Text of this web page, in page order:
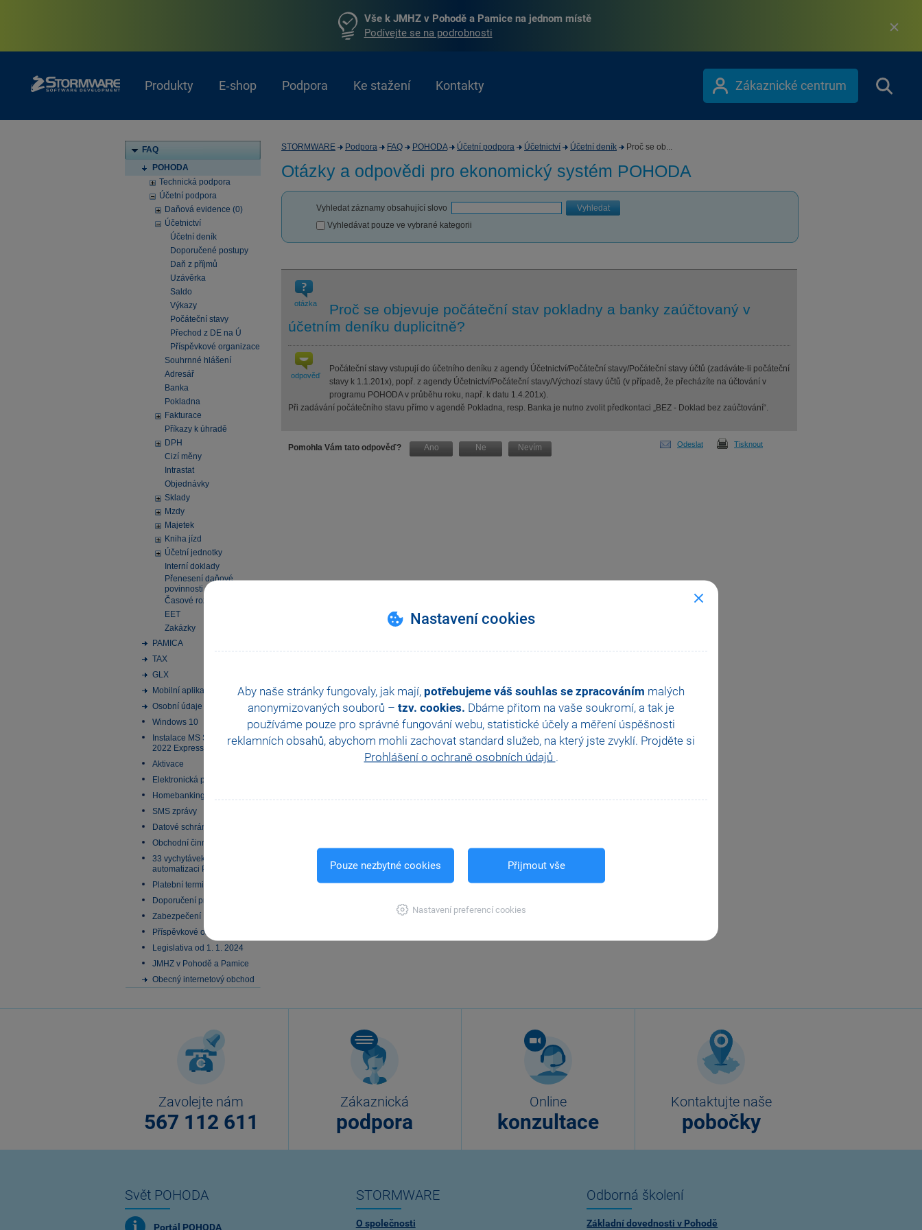
Nastavení cookies
Aby naše stránky fungovaly, jak mají, potřebujeme váš souhlas se zpracováním malých
anonymizovaných souborů – tzv. cookies. Dbáme přitom na vaše soukromí, a tak je
používáme pouze pro správné fungování webu, statistické účely a měření úspěšnosti
reklamních obsahů, abychom mohli zachovat standard služeb, na který jste zvyklí. Projděte si
Prohlášení o ochraně osobních údajů .
Pouze nezbytné cookies Přijmout vše
Nastavení preferencí cookies
Vše k JMHZ v Pohodě a Pamice na jednom místě
Podívejte se na podrobnosti
Produkty E‑shop Podpora Ke stažení Kontakty Zákaznické centrum
FAQ
POHODA
Technická podpora
Účetní podpora
Daňová evidence (0)
Účetnictví
Účetní deník
Doporučené postupy
Daň z příjmů
Uzávěrka
Saldo
Výkazy
Počáteční stavy
Přechod z DE na Ú
Příspěvkové organizace
Souhrnné hlášení
Adresář
Banka
Pokladna
Fakturace
Příkazy k úhradě
DPH
Cizí měny
Intrastat
Objednávky
Sklady
Mzdy
Majetek
Kniha jízd
Účetní jednotky
Interní doklady
Přenesení daňové
povinnosti
Časové rozlišení
EET
Zakázky
PAMICA
TAX
GLX
Mobilní aplikace
Osobní údaje
Windows 10
Instalace MS SQL Server
2022 Express
Aktivace
Elektronická podání
Homebanking
SMS zprávy
Datové schránky
Obchodní činnost
33 vychytávek pro
automatizaci Pohody
Platební terminály
Doporučení pro zálohování
Zabezpečení
Příspěvkové organizace
Legislativa od 1. 1. 2024
JMHZ v Pohodě a Pamice
Obecný internetový obchod
STORMWARE Podpora FAQ POHODA Účetní podpora Účetnictví Účetní deník Proč se ob...
Otázky a odpovědi pro ekonomický systém POHODA
Vyhledat záznamy obsahující slovo
Vyhledat
Vyhledávat pouze ve vybrané kategorii
otázka
Proč se objevuje počáteční stav pokladny a banky zaúčtovaný v
účetním deníku duplicitně?
odpověď
Počáteční stavy vstupují do účetního deníku z agendy Účetnictví/Počáteční stavy/Počáteční stavy účtů (zadáváte-li počáteční
stavy k 1.1.201x), popř. z agendy Účetnictví/Počáteční stavy/Výchozí stavy účtů (v případě, že přecházíte na účtování v
programu POHODA v průběhu roku, např. k datu 1.4.201x).
Při zadávání počátečního stavu přímo v agendě Pokladna, resp. Banka je nutno zvolit předkontaci „BEZ - Doklad bez zaúčtování“.
Pomohla Vám tato odpověď? Ano Ne Nevím Odeslat Tisknout
Zavolejte nám
567 112 611
Zákaznická
podpora
Online
konzultace
Kontaktujte naše
pobočky
Svět POHODA
Portál POHODA
STORMWARE
O společnosti
Odborná školení
Základní dovednosti v Pohodě